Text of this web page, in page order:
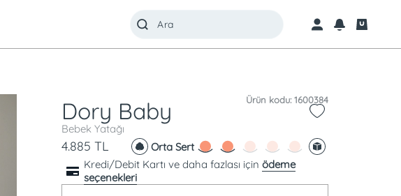
Ürün kodu: 1600384
Dory Baby
Bebek Yatağı
4.885 TL
Orta Sert
Kredi/Debit Kartı ve daha fazlası için ödeme
seçenekleri